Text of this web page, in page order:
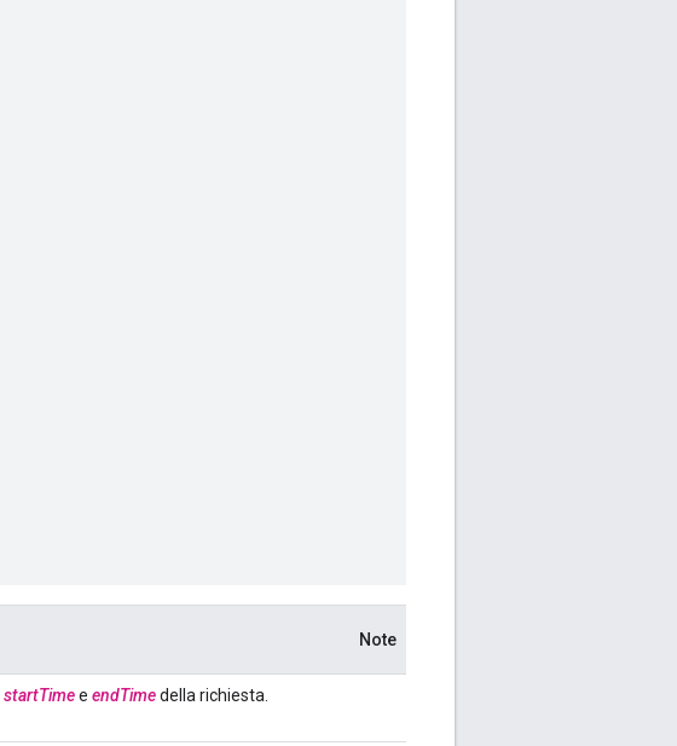
Note
startTimee endTimedella richiesta.